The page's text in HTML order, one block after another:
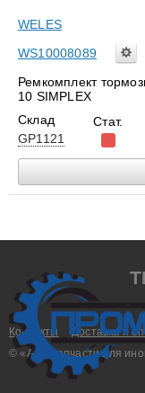
WELES
WS10008089
Ремкомплект
10 SIMPLEX
Склад
GP1121
Стат.
Контакты Доставка и
© «Aвтозапчасти для